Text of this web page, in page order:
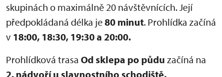
skupinách o maximálně 20 návštěvnících. Její
předpokládaná délka je80 minut. Prohlídka začíná
v 18:00, 18:30, 19:30 a 20:00.
Prohlídková trasa Od sklepa po půdu začíná na
2. nádvoří u slavnostního schodiště.